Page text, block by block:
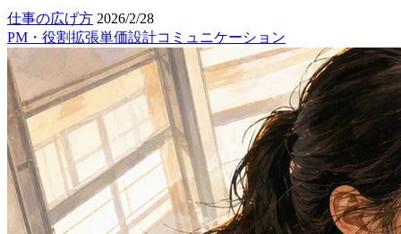
仕事の広げ方 2026/2/28
PM・役割拡張単価設計コミュニケーション